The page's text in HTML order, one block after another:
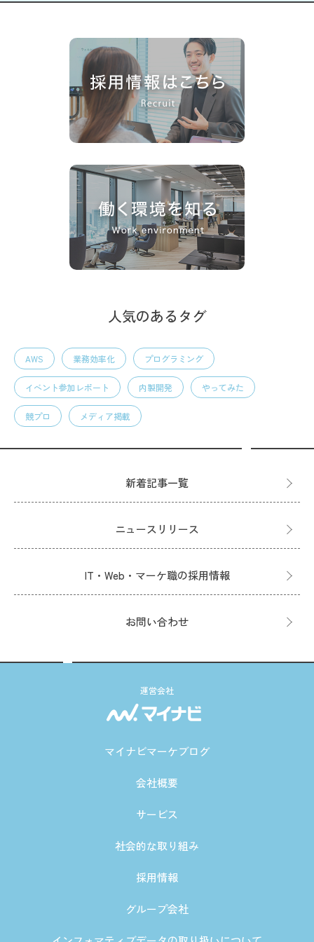
人気のあるタグ
AWS 業務効率化 プログラミング
イベント参加レポート 内製開発 やってみた
競プロ メディア掲載
新着記事一覧
ニュースリリース
IT・Web・マーケ職の採用情報
お問い合わせ
運営会社
マイナビマーケブログ
会社概要
サービス
社会的な取り組み
採用情報
グループ会社